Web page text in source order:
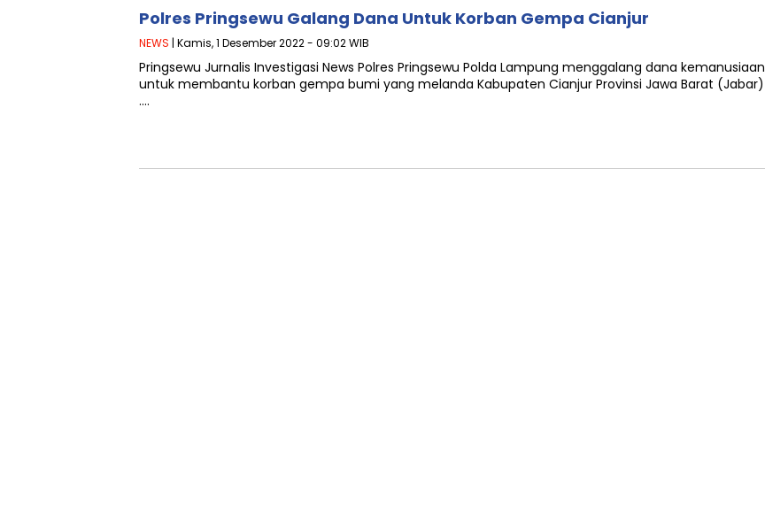
Polres Pringsewu Galang Dana Untuk Korban Gempa Cianjur
NEWS | Kamis, 1 Desember 2022 - 09:02 WIB
Pringsewu Jurnalis Investigasi News Polres Pringsewu Polda Lampung menggalang dana kemanusiaan
untuk membantu korban gempa bumi yang melanda Kabupaten Cianjur Provinsi Jawa Barat (Jabar)
….